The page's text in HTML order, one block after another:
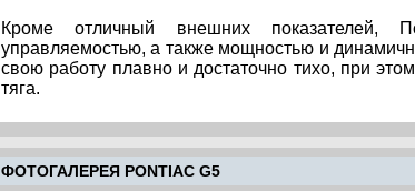
Кроме отличный внешних показателей,
управляемостью, а также мощностью и
свою работу плавно и достаточно тихо, при
тяга.
ФОТОГАЛЕРЕЯ PONTIAC G5